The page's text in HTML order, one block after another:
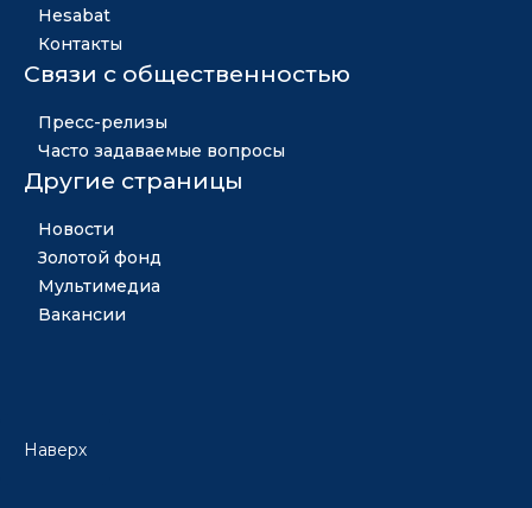
Hesabat
Контакты
Связи с общественностью
Пресс-релизы
Часто задаваемые вопросы
Другие страницы
Новости
Золотой фонд
Мультимедиа
Вакансии
Наверх